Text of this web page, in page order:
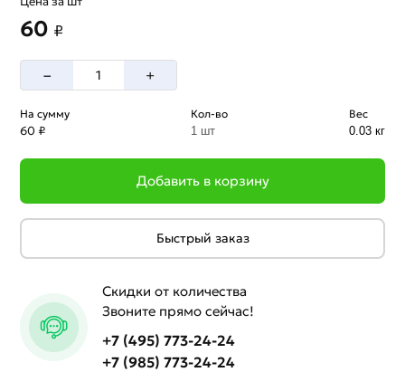
60 ₽
– +
На сумму
60 ₽
Кол-во
1 шт
Вес
0.03 кг
Добавить в корзину
Быстрый заказ
Скидки от количества
Звоните прямо сейчас!
+7 (495) 773-24-24
+7 (985) 773-24-24